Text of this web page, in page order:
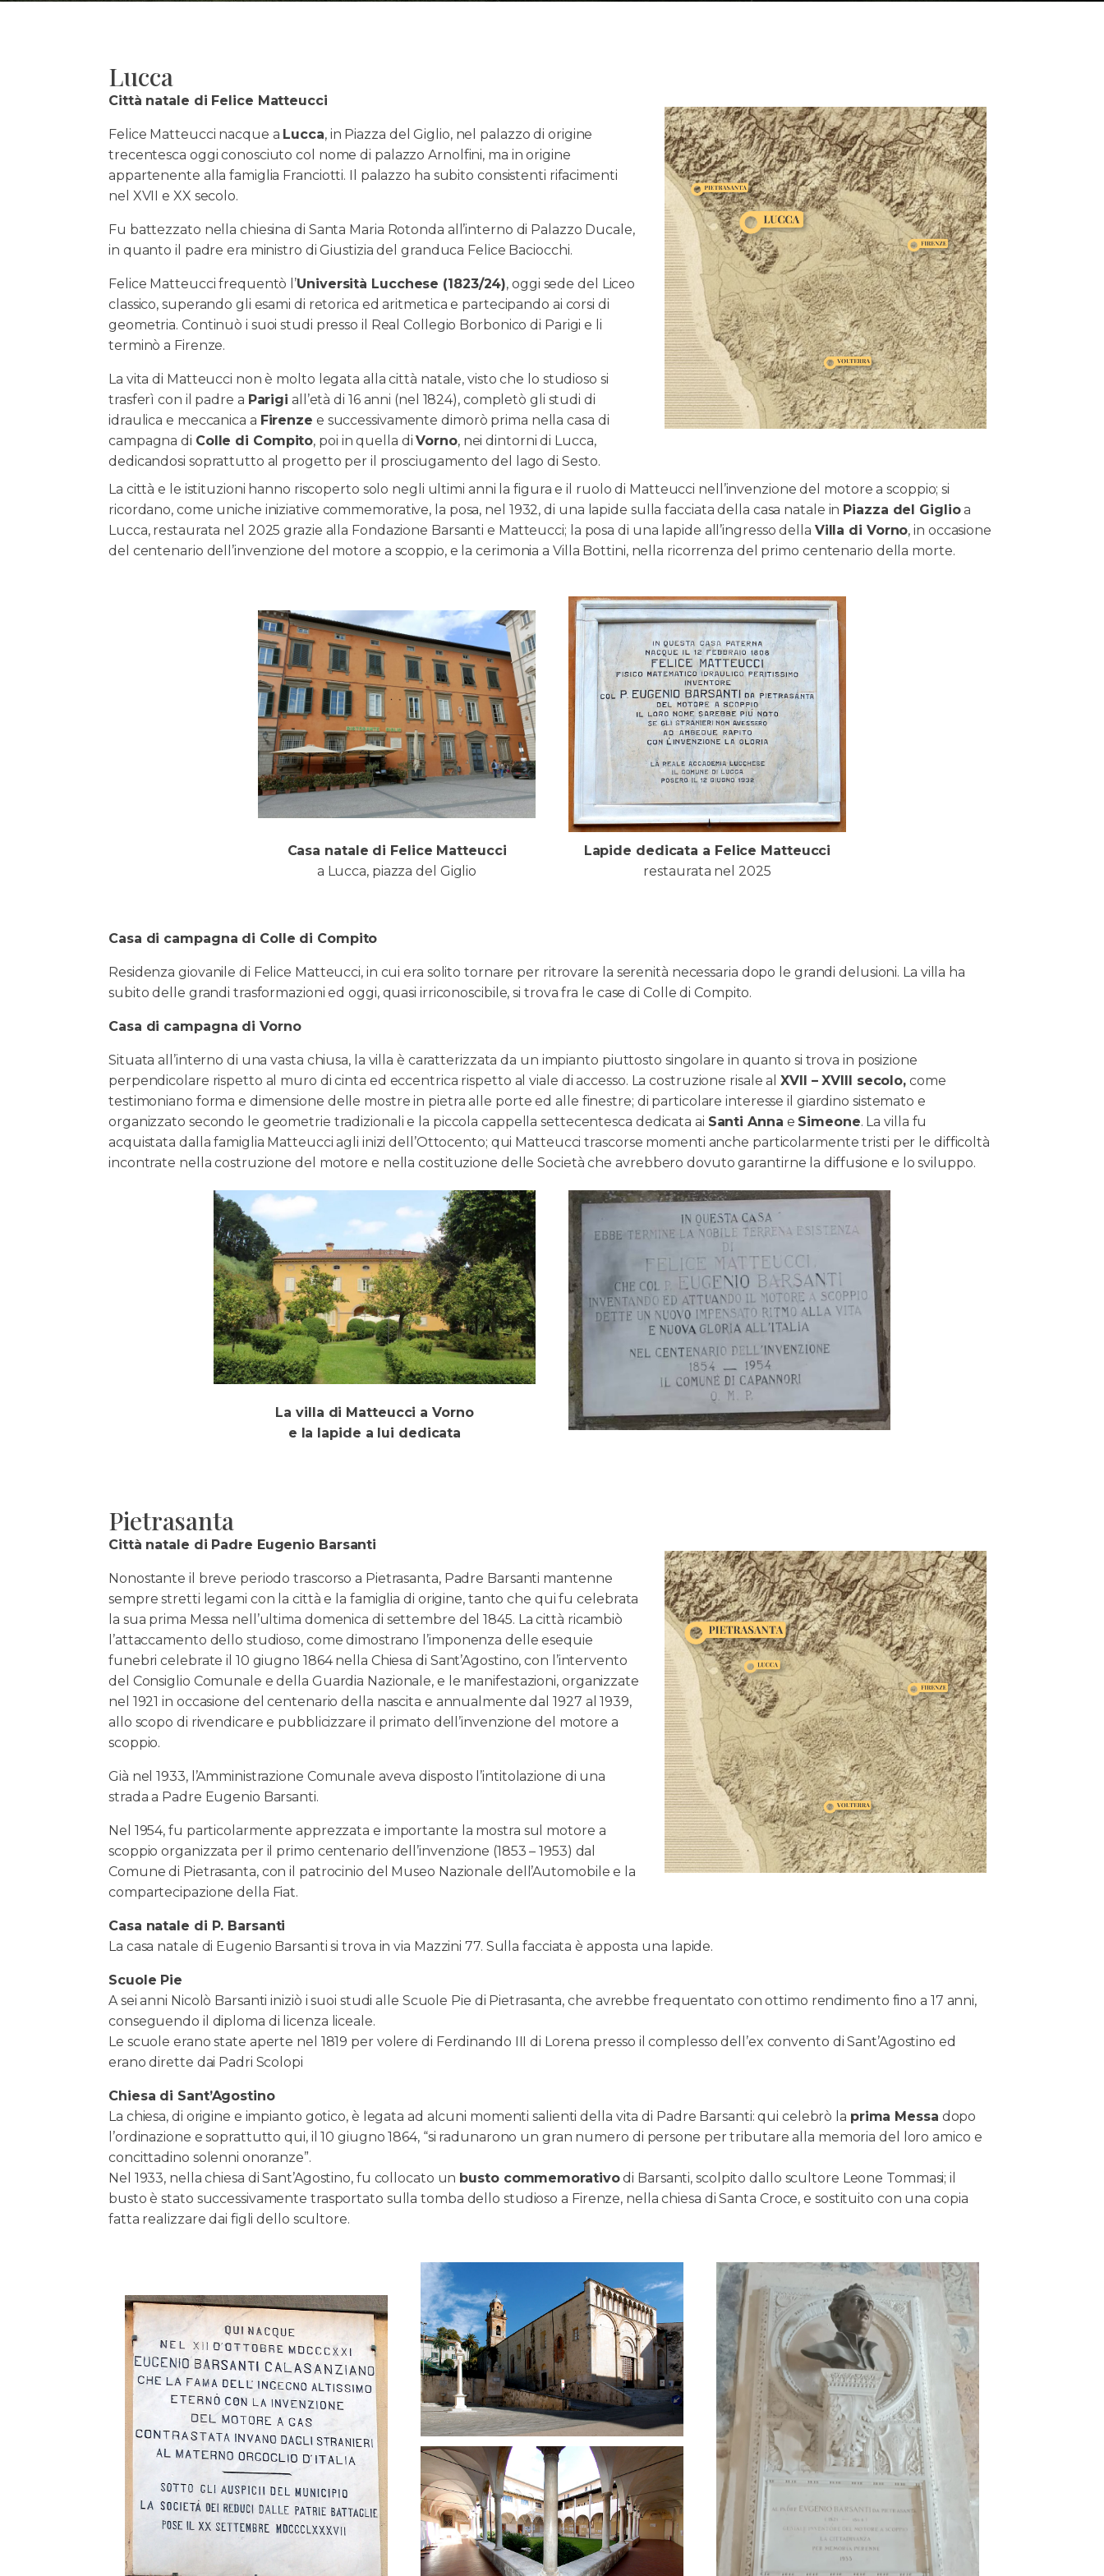
Lucca
Città natale di Felice Matteucci
Felice Matteucci nacque a Lucca, in Piazza del Giglio, nel palazzo di origine
trecentesca oggi conosciuto col nome di palazzo Arnolfini, ma in origine
appartenente alla famiglia Franciotti. Il palazzo ha subito consistenti rifacimenti
nel XVII e XX secolo.
Fu battezzato nella chiesina di Santa Maria Rotonda all’interno di Palazzo Ducale,
in quanto il padre era ministro di Giustizia del granduca Felice Baciocchi.
Felice Matteucci frequentò l’Università Lucchese (1823/24), oggi sede del Liceo
classico, superando gli esami di retorica ed aritmetica e partecipando ai corsi di
geometria. Continuò i suoi studi presso il Real Collegio Borbonico di Parigi e li
terminò a Firenze.
La vita di Matteucci non è molto legata alla città natale, visto che lo studioso si
trasferì con il padre a Parigi all’età di 16 anni (nel 1824), completò gli studi di
idraulica e meccanica a Firenze e successivamente dimorò prima nella casa di
campagna di Colle di Compito, poi in quella diVorno, nei dintorni di Lucca,
dedicandosi soprattutto al progetto per il prosciugamento del lago di Sesto.
La città e le istituzioni hanno riscoperto solo negli ultimi anni la figura e il ruolo di Matteucci nell’invenzione del motore a scoppio; si
ricordano, come uniche iniziative commemorative, la posa, nel 1932, di una lapide sulla facciata della casa natale in Piazza del Giglioa
Lucca, restaurata nel 2025 grazie alla Fondazione Barsanti e Matteucci; la posa di una lapide all’ingresso della Villa di Vorno, in occasione
del centenario dell’invenzione del motore a scoppio, e la cerimonia a Villa Bottini, nella ricorrenza del primo centenario della morte.
Casa natale di Felice Matteucci
a Lucca, piazza del Giglio
Lapide dedicata a Felice Matteucci
restaurata nel 2025
Casa di campagna di Colle di Compito
Residenza giovanile di Felice Matteucci, in cui era solito tornare per ritrovare la serenità necessaria dopo le grandi delusioni. La villa ha
subito delle grandi trasformazioni ed oggi, quasi irriconoscibile, si trova fra le case di Colle di Compito.
Casa di campagna di Vorno
Situata all’interno di una vasta chiusa, la villa è caratterizzata da un impianto piuttosto singolare in quanto si trova in posizione
perpendicolare rispetto al muro di cinta ed eccentrica rispetto al viale di accesso. La costruzione risale alXVII – XVIII secolo, come
testimoniano forma e dimensione delle mostre in pietra alle porte ed alle finestre; di particolare interesse il giardino sistemato e
organizzato secondo le geometrie tradizionali e la piccola cappella settecentesca dedicata ai Santi Anna e Simeone. La villa fu
acquistata dalla famiglia Matteucci agli inizi dell’Ottocento; qui Matteucci trascorse momenti anche particolarmente tristi per le difficoltà
incontrate nella costruzione del motore e nella costituzione delle Società che avrebbero dovuto garantirne la diffusione e lo sviluppo.
La villa di Matteucci a Vorno
e la lapide a lui dedicata
Pietrasanta
Città natale di Padre Eugenio Barsanti
Nonostante il breve periodo trascorso a Pietrasanta, Padre Barsanti mantenne
sempre stretti legami con la città e la famiglia di origine, tanto che qui fu celebrata
la sua prima Messa nell’ultima domenica di settembre del 1845. La città ricambiò
l’attaccamento dello studioso, come dimostrano l’imponenza delle esequie
funebri celebrate il 10 giugno 1864 nella Chiesa di Sant’Agostino, con l’intervento
del Consiglio Comunale e della Guardia Nazionale, e le manifestazioni, organizzate
nel 1921 in occasione del centenario della nascita e annualmente dal 1927 al 1939,
allo scopo di rivendicare e pubblicizzare il primato dell’invenzione del motore a
scoppio.
Già nel 1933, l’Amministrazione Comunale aveva disposto l’intitolazione di una
strada a Padre Eugenio Barsanti.
Nel 1954, fu particolarmente apprezzata e importante la mostra sul motore a
scoppio organizzata per il primo centenario dell’invenzione (1853 – 1953) dal
Comune di Pietrasanta, con il patrocinio del Museo Nazionale dell’Automobile e la
compartecipazione della Fiat.
Casa natale di P. Barsanti
La casa natale di Eugenio Barsanti si trova in via Mazzini 77. Sulla facciata è apposta una lapide.
Scuole Pie
A sei anni Nicolò Barsanti iniziò i suoi studi alle Scuole Pie di Pietrasanta, che avrebbe frequentato con ottimo rendimento fino a 17 anni,
conseguendo il diploma di licenza liceale.
Le scuole erano state aperte nel 1819 per volere di Ferdinando III di Lorena presso il complesso dell’ex convento di Sant’Agostino ed
erano dirette dai Padri Scolopi
Chiesa di Sant’Agostino
La chiesa, di origine e impianto gotico, è legata ad alcuni momenti salienti della vita di Padre Barsanti: qui celebrò la prima Messa dopo
l’ordinazione e soprattutto qui, il 10 giugno 1864, “si radunarono un gran numero di persone per tributare alla memoria del loro amico e
concittadino solenni onoranze”.
Nel 1933, nella chiesa di Sant’Agostino, fu collocato un busto commemorativodi Barsanti, scolpito dallo scultore Leone Tommasi; il
busto è stato successivamente trasportato sulla tomba dello studioso a Firenze, nella chiesa di Santa Croce, e sostituito con una copia
fatta realizzare dai figli dello scultore.